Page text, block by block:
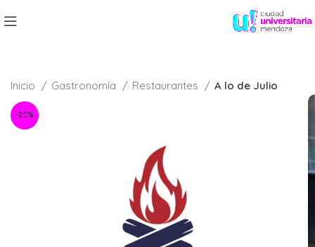
Inicio Gastronomía Restaurantes A lo de Julio
-20%